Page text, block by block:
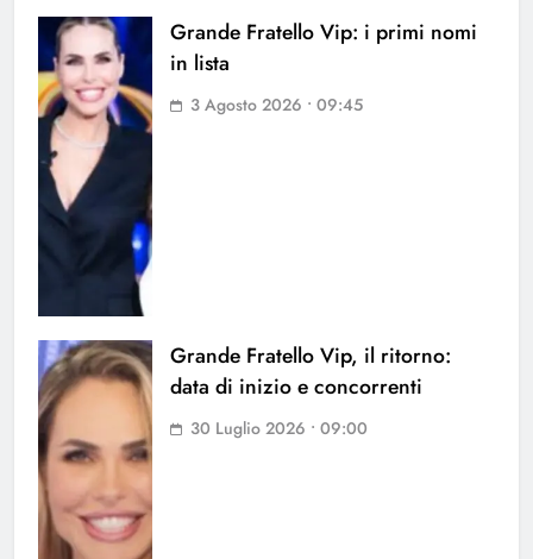
Grande Fratello Vip: i primi nomi
in lista
3 Agosto 2026 • 09:45
Grande Fratello Vip, il ritorno:
data di inizio e concorrenti
30 Luglio 2026 • 09:00